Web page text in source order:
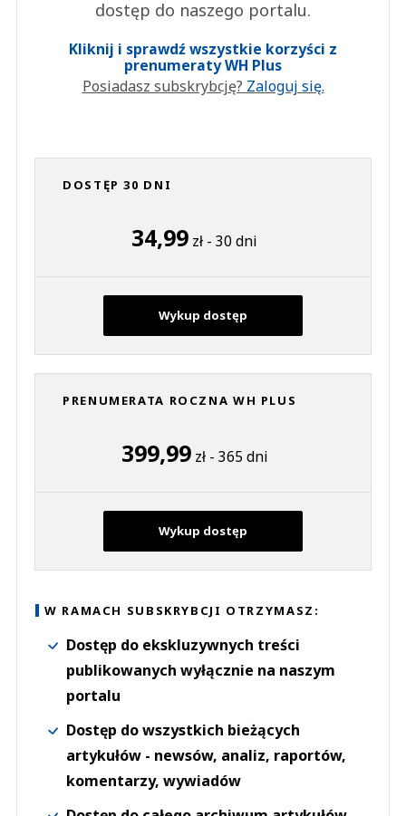
dostęp do naszego portalu.
Kliknij i sprawdź wszystkie korzyści z
prenumeraty WH Plus
Posiadasz subskrybcję? Zaloguj się.
DOSTĘP 30 DNI
34,99 zł - 30 dni
Wykup dostęp
PRENUMERATA ROCZNA WH PLUS
399,99zł - 365 dni
Wykup dostęp
W RAMACH SUBSKRYBCJI OTRZYMASZ:
Dostęp do ekskluzywnych treści
publikowanych wyłącznie na naszym
portalu
Dostęp do wszystkich bieżących
artykułów - newsów, analiz, raportów,
komentarzy, wywiadów